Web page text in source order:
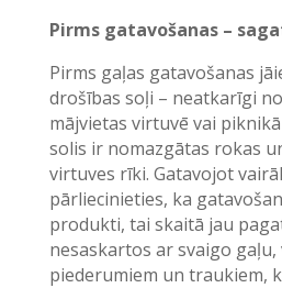
Pirms gatavošanas –
Pirms gaļas gatavošanas
drošības soļi – neatkarīgi
mājvietas virtuvē vai
solis ir nomazgātas rokas
virtuves rīki. Gatavojot
pārliecinieties, ka
produkti, tai skaitā jau
nesaskartos ar svaigo gaļu,
piederumiem un traukiem,